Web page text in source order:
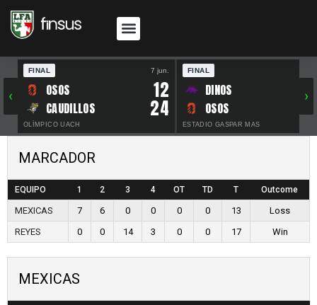
‹
FINAL 7 jun.
OSOS 12
CAUDILLOS 24
OLÍMPICO UACH
FINAL
DINOS
OSOS
ESTADIO GASPAR MAS
›
MARCADOR
EQUIPO 1 2 3 4 OT TD T Outcome
MEXICAS 7 6 0 0 0 0 13
Loss
REYES
0 0 14 3 0 0 17 Win
MEXICAS